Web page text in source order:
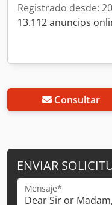
Registrado desde:
13.112 anuncios
Consultar
ENVIAR
Mensaje*